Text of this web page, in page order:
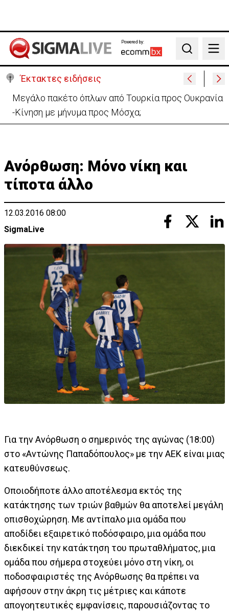
Powered by:
Search
Έκτακτες ειδήσεις
Μελέτησε το πόρισμα της φωτιάς στο Καλό Χωριό
ο Πάλμας- «Ουδέν σχόλιο»
Ανόρθωση: Μόνο νίκη και
τίποτα άλλο
12.03.2016 08:00
SigmaLive
Για την Ανόρθωση ο σημερινός της αγώνας (18:00)
στο «Αντώνης Παπαδόπουλος» με την ΑΕΚ είναι μιας
κατευθύνσεως.
Οποιοδήποτε άλλο αποτέλεσμα εκτός της
κατάκτησης των τριών βαθμών θα αποτελεί μεγάλη
οπισθοχώρηση. Με αντίπαλο μια ομάδα που
αποδίδει εξαιρετικό ποδόσφαιρο, μια ομάδα που
διεκδικεί την κατάκτηση του πρωταθλήματος, μια
ομάδα που σήμερα στοχεύει μόνο στη νίκη, οι
ποδοσφαιριστές της Ανόρθωσης θα πρέπει να
αφήσουν στην άκρη τις μέτριες και κάποτε
απογοητευτικές εμφανίσεις, παρουσιάζοντας το